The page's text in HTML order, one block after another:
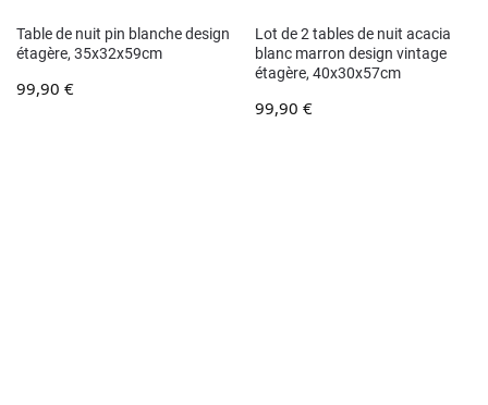
Table de nuit pin blanche design
étagère, 35x32x59cm
99,90 €
Lot de 2 tables de nuit acacia
blanc marron design vintage
étagère, 40x30x57cm
99,90 €